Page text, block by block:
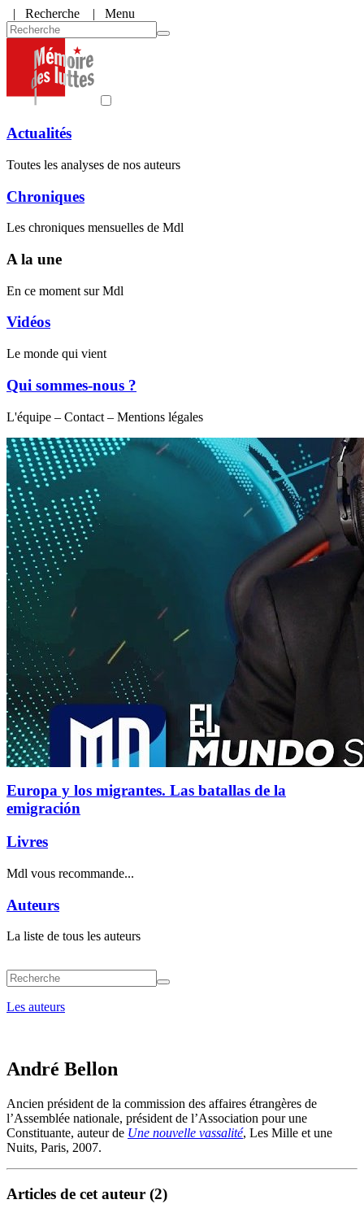
| Recherche | Menu
Actualités
Toutes les analyses de nos auteurs
Chroniques
Les chroniques mensuelles de Mdl
A la une
En ce moment sur Mdl
Vidéos
Le monde qui vient
Qui sommes-nous ?
L'équipe – Contact – Mentions légales
Europa y los migrantes. Las batallas de la
emigración
Livres
Mdl vous recommande...
Auteurs
La liste de tous les auteurs
Les auteurs
André Bellon
Ancien président de la commission des affaires étrangères de
l’Assemblée nationale, président de l’Association pour une
Constituante, auteur de Une nouvelle vassalité, Les Mille et une
Nuits, Paris, 2007.
Articles de cet auteur (2)